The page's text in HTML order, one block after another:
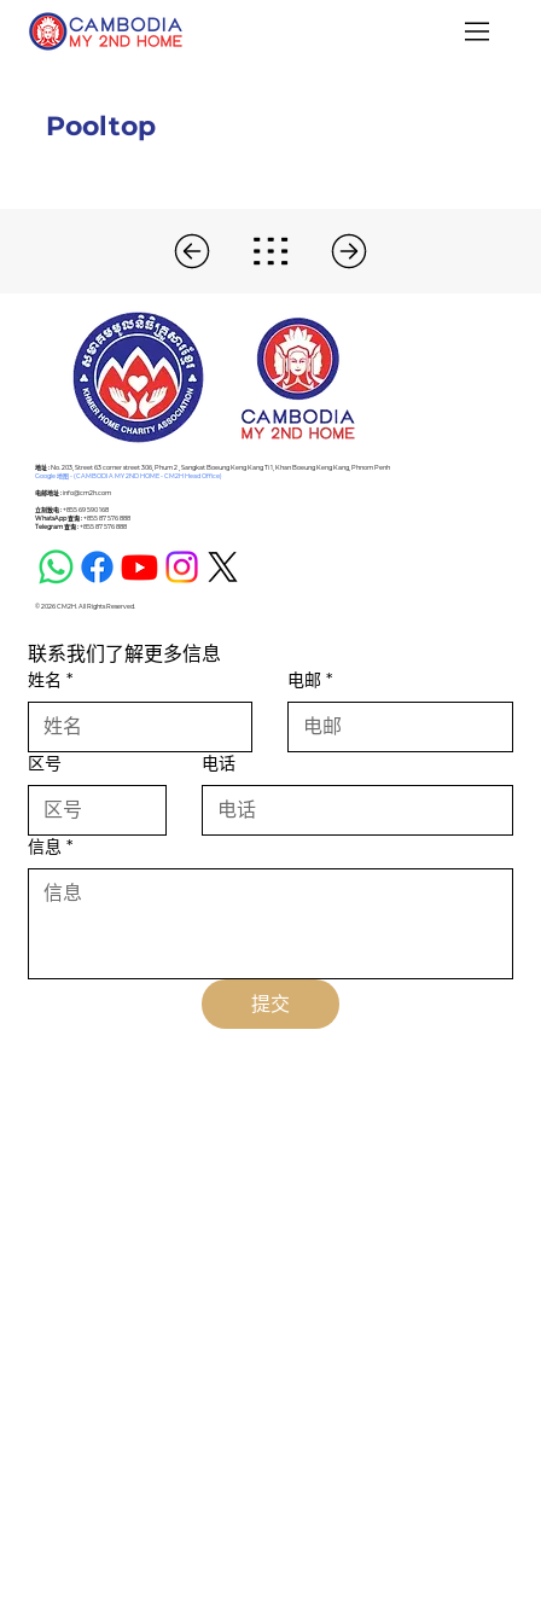
Pooltop
​地址 :No. 203, Street 63 corner street 306, Phum 2 , Sangkat Boeung Keng Kang Ti 1, Khan Boeung Keng Kang, Phnom Penh
Google 地图 - (CAMBODIA MY 2ND HOME - CM2H Head Office)
电邮地址 :info@cm2h.com
立刻致电 :+855 69 590 168
WhatsApp 查询 :+855 87 576 888
Telegram 查询 :+855 87 576 888
© 2026 CM2H. All Rights Reserved.
联系我们了解更多信息
姓名 * 电邮 *
区号 电话
信息 *
提交